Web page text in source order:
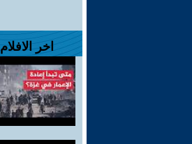
اخر الافلام